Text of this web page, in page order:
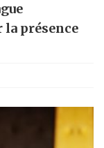
la présence